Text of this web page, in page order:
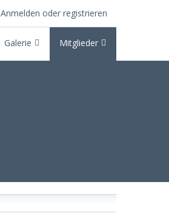
Galerie Mitglieder
Anmelden oder registrieren